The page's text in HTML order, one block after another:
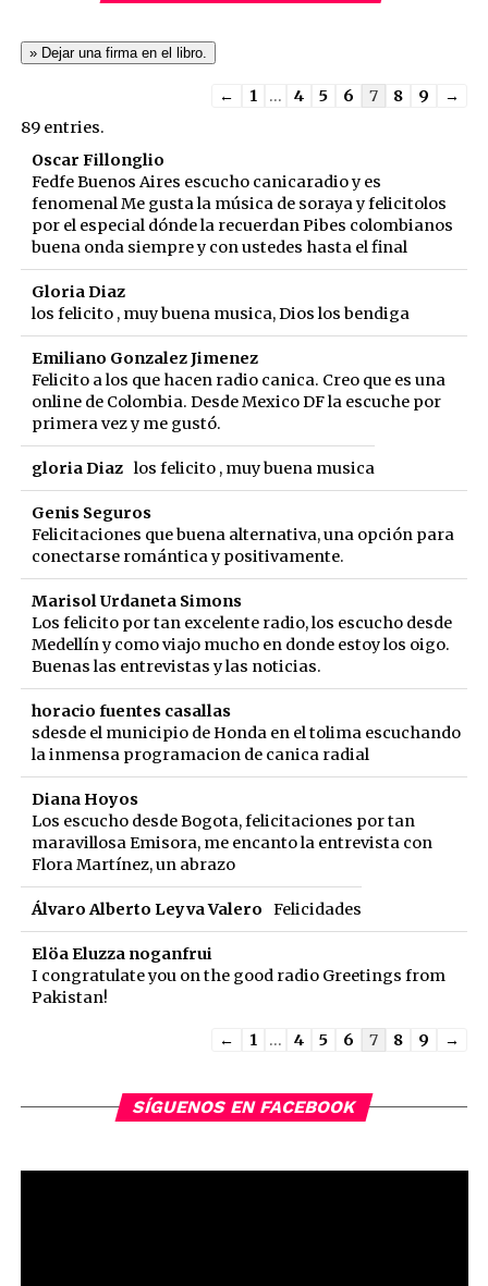
Guestbook
← 1 ... 4 5 6 7 8 9
→
89 entries.
Oscar Fillonglio
Fedfe Buenos Aires escucho canicaradio y es
fenomenal Me gusta la música de soraya y felicitolos
por el especial dónde la recuerdan Pibes colombianos
buena onda siempre y con ustedes hasta el final
Gloria Diaz
los felicito , muy buena musica, Dios los bendiga
Emiliano Gonzalez Jimenez
Felicito a los que hacen radio canica. Creo que es una
online de Colombia. Desde Mexico DF la escuche por
primera vez y me gustó.
gloria Diaz los felicito , muy buena musica
Genis Seguros
Felicitaciones que buena alternativa, una opción para
conectarse romántica y positivamente.
Marisol Urdaneta Simons
Los felicito por tan excelente radio, los escucho desde
Medellín y como viajo mucho en donde estoy los oigo.
Buenas las entrevistas y las noticias.
horacio fuentes casallas
sdesde el municipio de Honda en el tolima escuchando
la inmensa programacion de canica radial
Diana Hoyos
Los escucho desde Bogota, felicitaciones por tan
maravillosa Emisora, me encanto la entrevista con
Flora Martínez, un abrazo
Álvaro Alberto Leyva Valero Felicidades
Elöa Eluzza noganfrui
I congratulate you on the good radio Greetings from
Pakistan!
Guestbook
← 1 ... 4 5 6 7 8 9 →
SÍGUENOS EN FACEBOOK
Reproductor